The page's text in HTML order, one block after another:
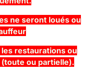
ne seront loués ou
restaurations ou
ou partielle).